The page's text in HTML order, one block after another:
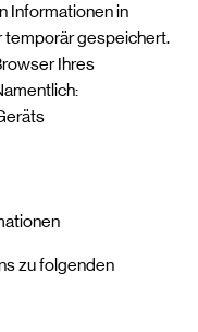
Informationen in
temporär gespeichert.
Ihres
zu folgenden